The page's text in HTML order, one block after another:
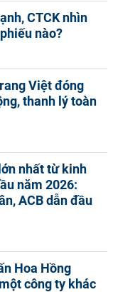
CTCK nhìn
nào?
Việt đóng
thanh lý toàn
nhất từ kinh
năm 2026:
ACB dẫn đầu
Hoa Hồng
công ty khác